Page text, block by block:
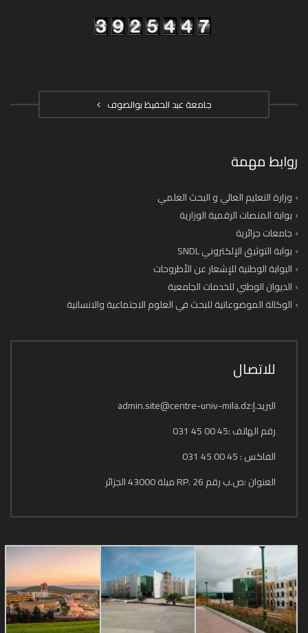
جامعة عبد الحفيظ بوالصوف
روابط مهمة
وزارة التعليم العالي و البحث العلمي
بوابة المنصات الرقمية الوزارية
جامعات جزائرية
بوابة التوثيق الإلكتروني SNDL
البوابة الوطنية للإشعار عن الأطروحات
الديوان الوطني للخدمات الجامعية
الوكالة الموضوعاتية للبحث في العلوم الاجتماعية والانسانية
للاتصال
البريد.إ:admin.site@centre-univ-mila.dz
رقم الهاتف :45 00 45 031
الفاكس : 45 00 45 031
العنوان :ص.ب رقم 26 .RP ميلة 43000 الجزائر